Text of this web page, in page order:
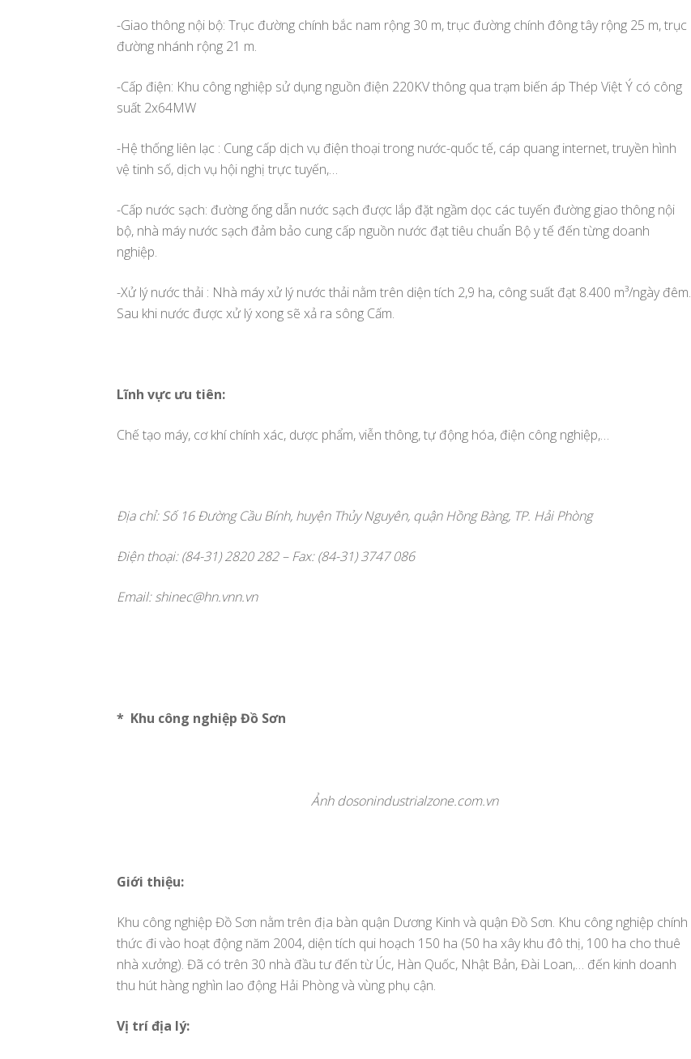
-Giao thông nội bộ: Trục đường chính bắc nam rộng 30 m, trục đường chính đông tây rộng 25 m, trục
đường nhánh rộng 21 m.
-Cấp điện: Khu công nghiệp sử dụng nguồn điện 220KV thông qua trạm biến áp Thép Việt Ý có công
suất 2x64MW
-Hệ thống liên lạc : Cung cấp dịch vụ điện thoại trong nước-quốc tế, cáp quang internet, truyền hình
vệ tinh số, dịch vụ hội nghị trực tuyến,…
-Cấp nước sạch: đường ống dẫn nước sạch được lắp đặt ngầm dọc các tuyến đường giao thông nội
bộ, nhà máy nước sạch đảm bảo cung cấp nguồn nước đạt tiêu chuẩn Bộ y tế đến từng doanh
nghiệp.
-Xử lý nước thải : Nhà máy xử lý nước thải nằm trên diện tích 2,9 ha, công suất đạt 8.400 m³/ngày đêm.
Sau khi nước được xử lý xong sẽ xả ra sông Cấm.
Lĩnh vực ưu tiên:
Chế tạo máy, cơ khí chính xác, dược phẩm, viễn thông, tự động hóa, điện công nghiệp,…
Địa chỉ: Số 16 Đường Cầu Bính, huyện Thủy Nguyên, quận Hồng Bàng, TP. Hải Phòng
Điện thoại: (84-31) 2820 282 – Fax: (84-31) 3747 086
Email:shinec@hn.vnn.vn
* Khu công nghiệp Đồ Sơn
Ảnh dosonindustrialzone.com.vn
Giới thiệu:
Khu công nghiệp Đồ Sơn nằm trên địa bàn quận Dương Kinh và quận Đồ Sơn. Khu công nghiệp chính
thức đi vào hoạt động năm 2004, diện tích qui hoạch 150 ha (50 ha xây khu đô thị, 100 ha cho thuê
nhà xưởng). Đã có trên 30 nhà đầu tư đến từ Úc, Hàn Quốc, Nhật Bản, Đài Loan,… đến kinh doanh
thu hút hàng nghìn lao động Hải Phòng và vùng phụ cận.
Vị trí địa lý: